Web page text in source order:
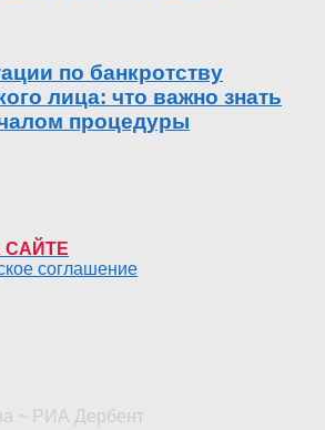
по банкротству
лица: что важно знать
процедуры
САЙТЕ
соглашение
~ РИА Дербент